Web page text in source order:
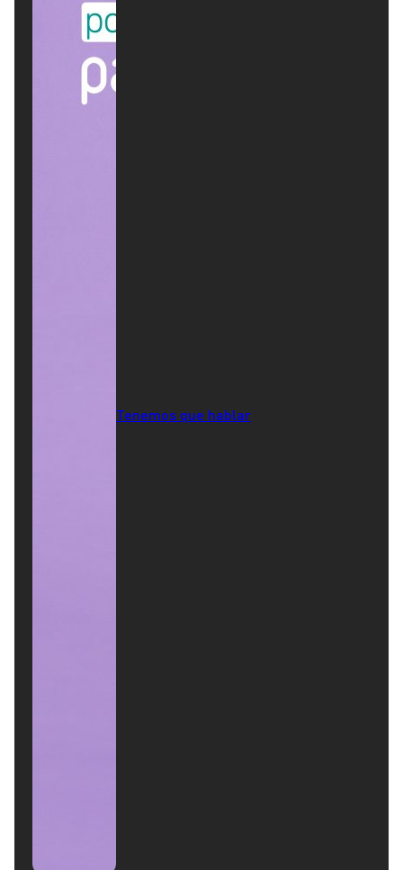
Tenemos que hablar